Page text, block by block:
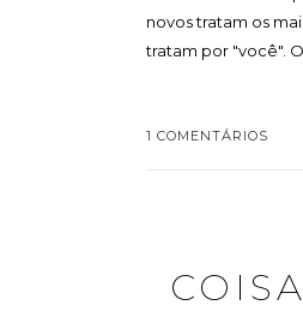
novos tratam os
tratam por "você". O
1 COMENTÁRIOS